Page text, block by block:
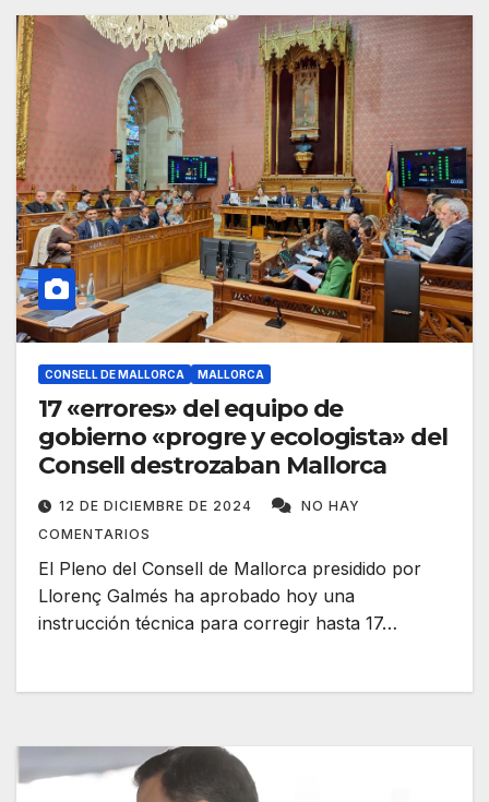
CONSELL DE MALLORCA MALLORCA
17 «errores» del equipo de
gobierno «progre y ecologista» del
Consell destrozaban Mallorca
12 DE DICIEMBRE DE 2024
NO HAY
COMENTARIOS
El Pleno del Consell de Mallorca presidido por
Llorenç Galmés ha aprobado hoy una
instrucción técnica para corregir hasta 17…